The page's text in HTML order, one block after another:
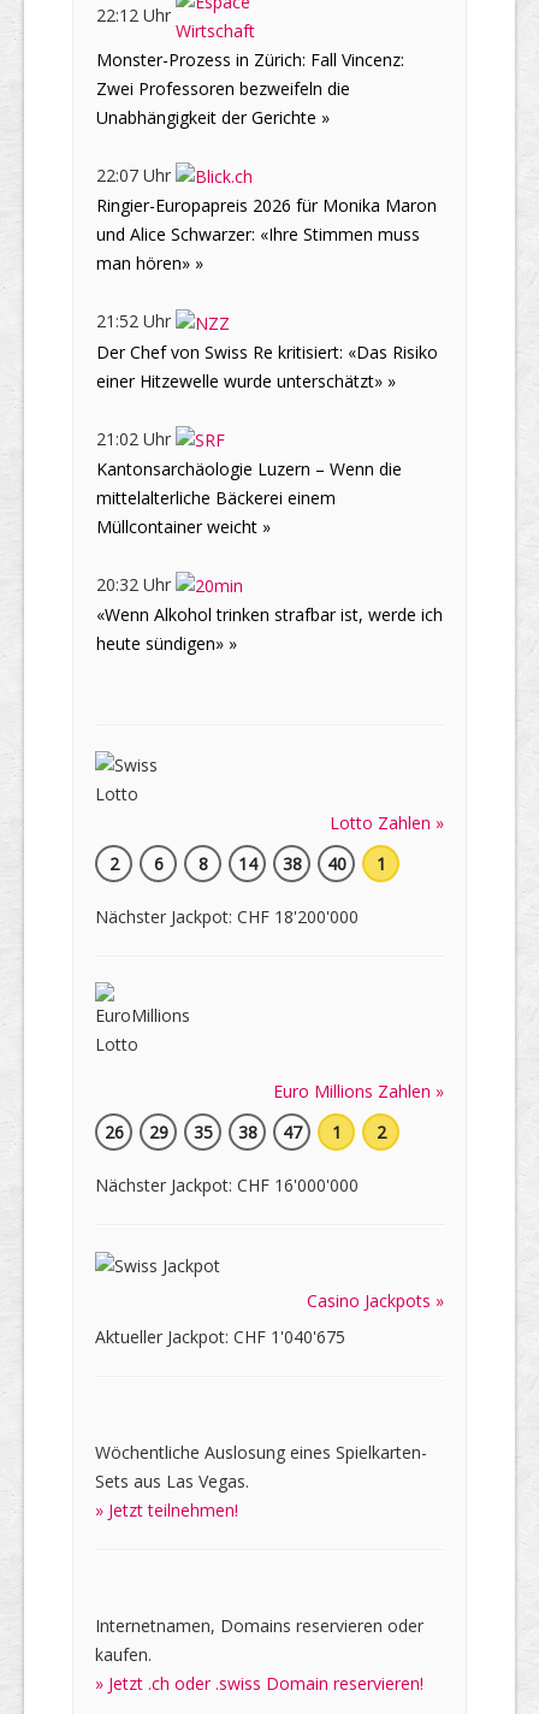
22:12 Uhr
Monster-Prozess in Zürich: Fall Vincenz:
Zwei Professoren bezweifeln die
Unabhängigkeit der Gerichte »
22:07 Uhr
Ringier-Europapreis 2026 für Monika Maron
und Alice Schwarzer: «Ihre Stimmen muss
man hören» »
21:52 Uhr
Der Chef von Swiss Re kritisiert: «Das Risiko
einer Hitzewelle wurde unterschätzt» »
21:02 Uhr
Kantonsarchäologie Luzern – Wenn die
mittelalterliche Bäckerei einem
Müllcontainer weicht »
20:32 Uhr
«Wenn Alkohol trinken strafbar ist, werde ich
heute sündigen» »
Lotto Zahlen »
2
6 8 14 38 40 1
Nächster Jackpot: CHF 18'200'000
Euro Millions Zahlen »
26
29 35 38 47 1 2
Nächster Jackpot: CHF 16'000'000
Casino Jackpots »
Aktueller Jackpot: CHF 1'040'675
Wöchentliche Auslosung eines Spielkarten-
Sets aus Las Vegas.
» Jetzt teilnehmen!
Internetnamen, Domains reservieren oder
kaufen.
» Jetzt .ch oder .swiss Domain reservieren!